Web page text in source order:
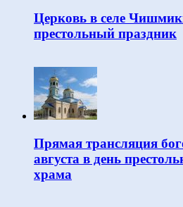
Церковь в селе
престольный праздник
Прямая трансляция
августа в день
храма